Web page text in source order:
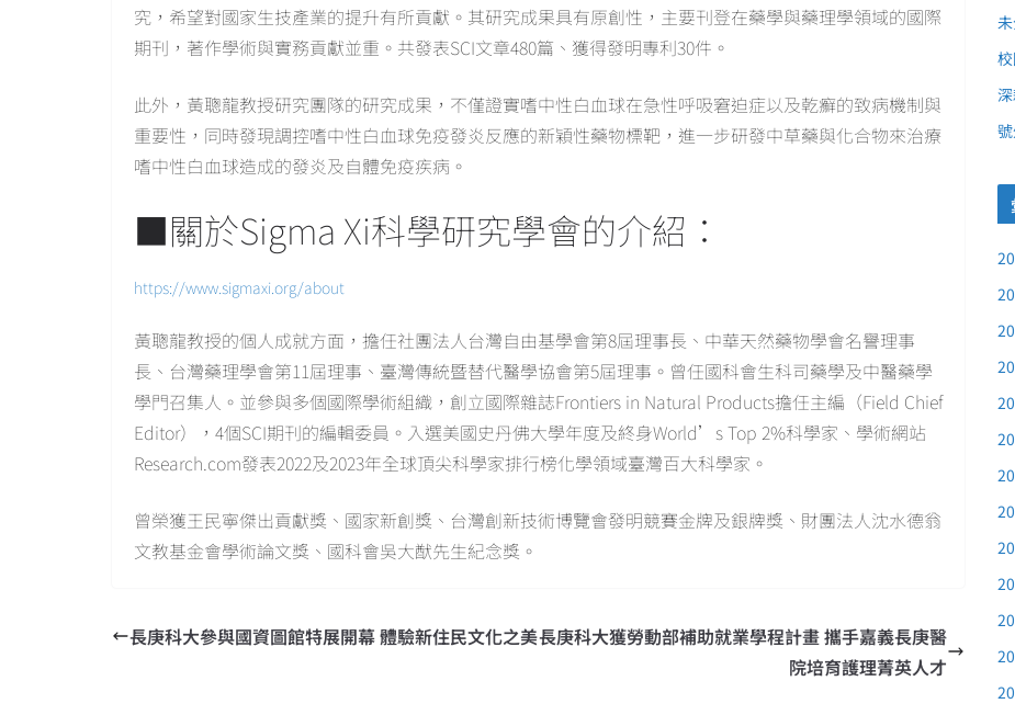
究，希望對國家生技產業的提升有所貢獻。其研究成果具有原創性，主要刊登在藥學與藥理學領域的國際
期刊，著作學術與實務貢獻並重。共發表SCI文章480篇、獲得發明專利30件。
此外，黃聰龍教授研究團隊的研究成果，不僅證實嗜中性白血球在急性呼吸窘迫症以及乾癬的致病機制與
重要性，同時發現調控嗜中性白血球免疫發炎反應的新穎性藥物標靶，進一步研發中草藥與化合物來治療
嗜中性白血球造成的發炎及自體免疫疾病。
■關於Sigma Xi科學研究學會的介紹：
https://www.sigmaxi.org/about
黃聰龍教授的個人成就方面，擔任社團法人台灣自由基學會第8屆理事長、中華天然藥物學會名譽理事
長、台灣藥理學會第11屆理事、臺灣傳統暨替代醫學協會第5屆理事。曾任國科會生科司藥學及中醫藥學
學門召集人。並參與多個國際學術組織，創立國際雜誌Frontiers in Natural Products擔任主編（Field Chief
Editor），4個SCI期刊的編輯委員。入選美國史丹佛大學年度及終身World’s Top 2%科學家、學術網站
Research.com發表2022及2023年全球頂尖科學家排行榜化學領域臺灣百大科學家。
曾榮獲王民寧傑出貢獻獎、國家新創獎、台灣創新技術博覽會發明競賽金牌及銀牌獎、財團法人沈水德翁
文教基金會學術論文獎、國科會吳大猷先生紀念獎。
長庚科大參與國資圖館特展開幕 體驗新住民文化之美長庚科大獲勞動部補助就業學程計畫 攜手嘉義長庚醫
院培育護理菁英人才